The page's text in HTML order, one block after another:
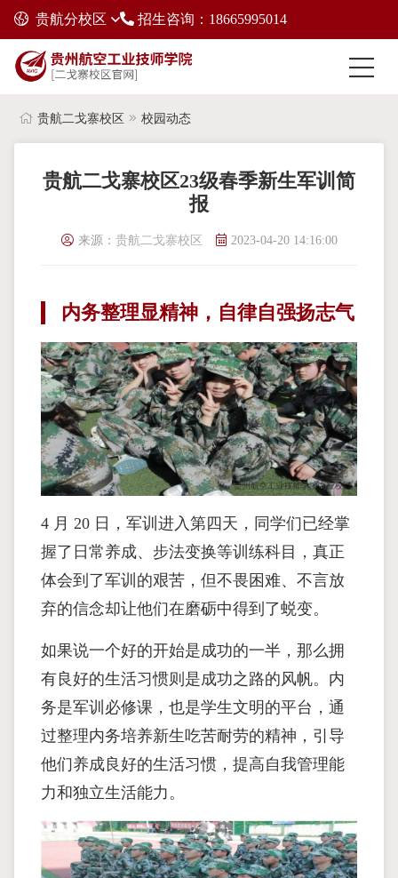
贵航分校区 招生咨询：18665995014
贵航二戈寨校区 校园动态
贵航二戈寨校区23级春季新生军训简
报
来源： 贵航二戈寨校区 2023-04-20 14:16:00
内务整理显精神，自律自强扬志气
4 月 20 日，军训进入第四天，同学们已经掌
握了日常养成、步法变换等训练科目，真正
体会到了军训的艰苦，但不畏困难、不言放
弃的信念却让他们在磨砺中得到了蜕变。
如果说一个好的开始是成功的一半，那么拥
有良好的生活习惯则是成功之路的风帆。内
务是军训必修课，也是学生文明的平台，通
过整理内务培养新生吃苦耐劳的精神，引导
他们养成良好的生活习惯，提高自我管理能
力和独立生活能力。